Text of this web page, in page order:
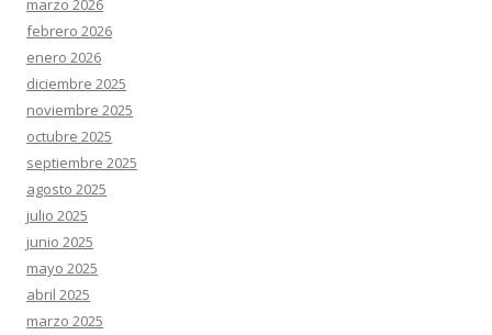
marzo 2026
febrero 2026
enero 2026
diciembre 2025
noviembre 2025
octubre 2025
septiembre 2025
agosto 2025
julio 2025
junio 2025
mayo 2025
abril 2025
marzo 2025